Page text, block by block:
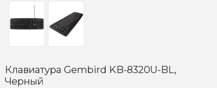
Клавиатура Gembird KB-8320U-BL,
Черный